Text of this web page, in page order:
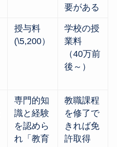
要がある
授与料
(\5,200）
学校の授
業料
（40万前
後～）
専門的知
識と経験
を認めら
れ「教育
教職課程
を修了で
きれば免
許取得